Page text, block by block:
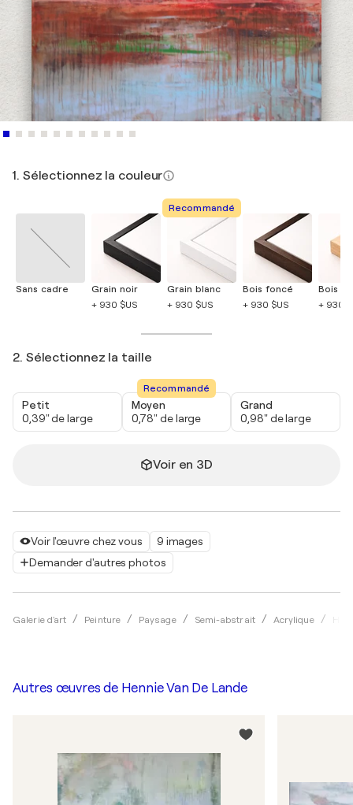
Voir l'œuvre chez vous
9 images
Demander d'autres photos
Galerie d'art Peinture Paysage Semi-abstrait Acrylique
1. Sélectionnez la couleur
Sans cadre
Grain noir
+ 930 $US
Recommandé
Grain blanc
+ 930 $US
Bois foncé
+ 930 $US
Bois
+ 930
2. Sélectionnez la taille
Petit
0,39" de large
Recommandé
Moyen
0,78" de large
Grand
0,98" de large
Voir en 3D
Autres œuvres de Hennie Van De Lande